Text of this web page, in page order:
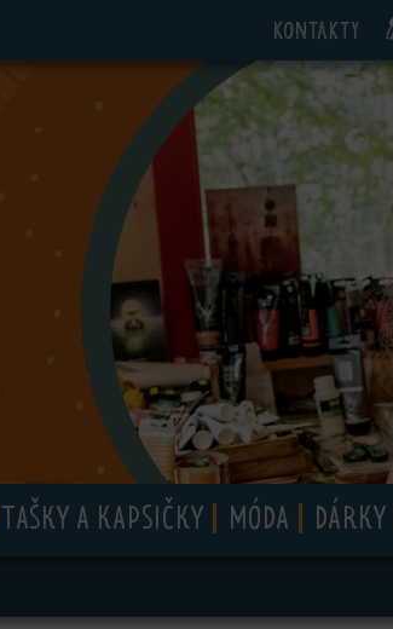
Kontakty
TAŠKY A KAPSIČKY MÓDA DÁRKY